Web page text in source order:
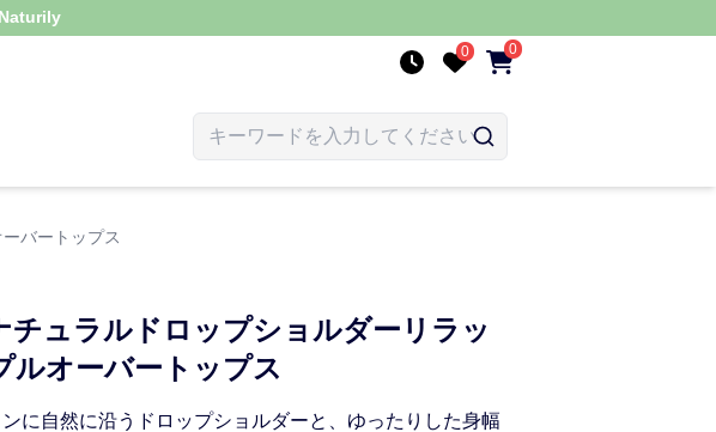
Naturily
0 0
バートップス
チュラルドロップショルダーリラッ
ルオーバートップス
に自然に沿うドロップショルダーと、ゆったりした身幅